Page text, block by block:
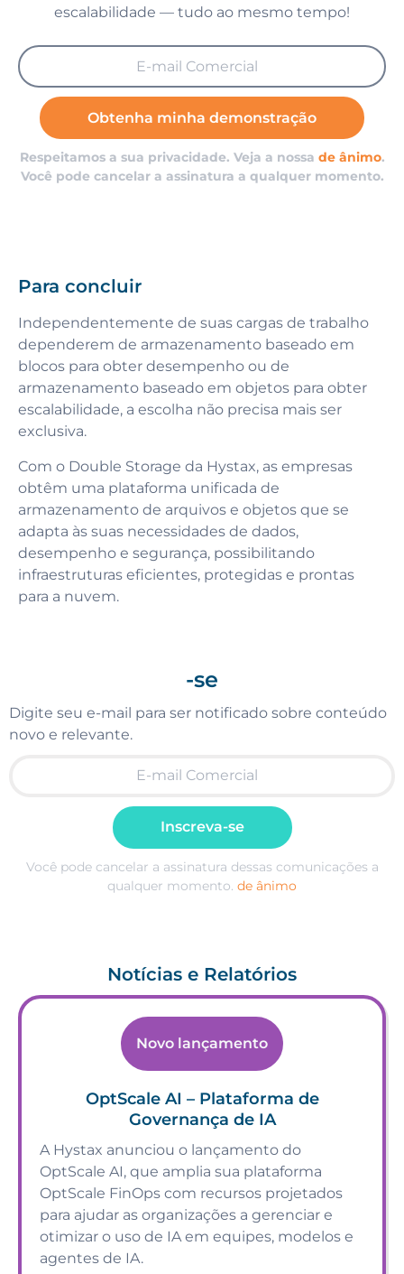
escalabilidade — tudo ao mesmo tempo!
Obtenha minha demonstração
Respeitamos a sua privacidade. Veja a nossa de ânimo.
Você pode cancelar a assinatura a qualquer momento.
Para concluir
Independentemente de suas cargas de trabalho
dependerem de armazenamento baseado em
blocos para obter desempenho ou de
armazenamento baseado em objetos para obter
escalabilidade, a escolha não precisa mais ser
exclusiva.
Com o Double Storage da Hystax, as empresas
obtêm uma plataforma unificada de
armazenamento de arquivos e objetos que se
adapta às suas necessidades de dados,
desempenho e segurança, possibilitando
infraestruturas eficientes, protegidas e prontas
para a nuvem.
-se
Digite seu e-mail para ser notificado sobre conteúdo
novo e relevante.
Inscreva-se
Você pode cancelar a assinatura dessas comunicações a
qualquer momento. de ânimo
Notícias e Relatórios
Novo lançamento
OptScale AI – Plataforma de
Governança de IA
A Hystax anunciou o lançamento do
OptScale AI, que amplia sua plataforma
OptScale FinOps com recursos projetados
para ajudar as organizações a gerenciar e
otimizar o uso de IA em equipes, modelos e
agentes de IA.